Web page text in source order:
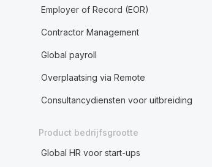
Employer of Record (EOR)
Contractor Management
Global payroll
Overplaatsing via Remote
Consultancydiensten voor uitbreiding
Product bedrijfsgrootte
Global HR voor start-ups